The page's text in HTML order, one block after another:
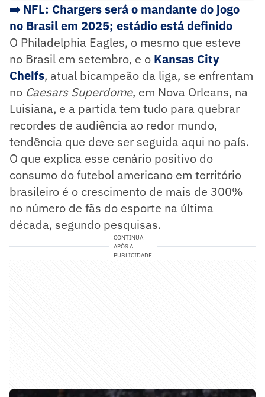
➡️ NFL: Chargers será o mandante do jogo
no Brasil em 2025; estádio está definido
O Philadelphia Eagles, o mesmo que esteve
no Brasil em setembro, e o Kansas City
Cheifs, atual bicampeão da liga, se enfrentam
no Caesars Superdome, em Nova Orleans, na
Luisiana, e a partida tem tudo para quebrar
recordes de audiência ao redor mundo,
tendência que deve ser seguida aqui no país.
O que explica esse cenário positivo do
consumo do futebol americano em território
brasileiro é o crescimento de mais de 300%
no número de fãs do esporte na última
década, segundo pesquisas.
CONTINUA
APÓS A
PUBLICIDADE